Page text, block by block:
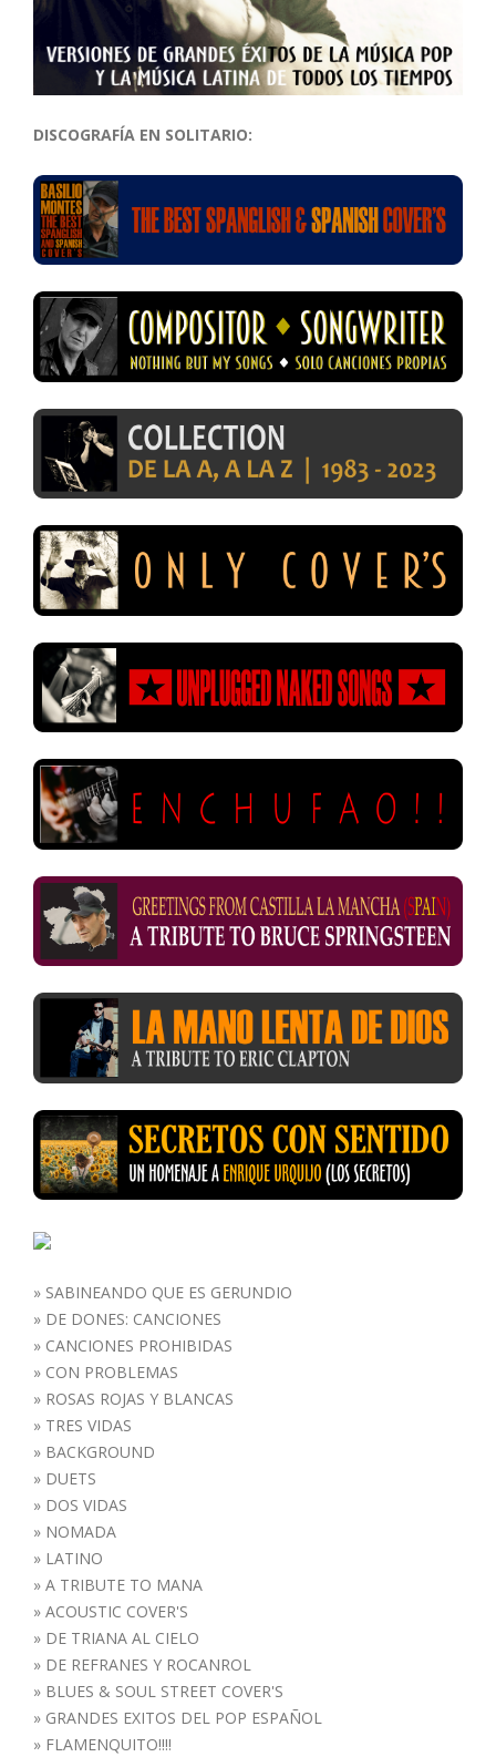
DISCOGRAFÍA EN SOLITARIO:
» SABINEANDO QUE ES GERUNDIO
» DE DONES: CANCIONES
» CANCIONES PROHIBIDAS
» CON PROBLEMAS
» ROSAS ROJAS Y BLANCAS
» TRES VIDAS
» BACKGROUND
» DUETS
» DOS VIDAS
» NOMADA
» LATINO
» A TRIBUTE TO MANA
» ACOUSTIC COVER'S
» DE TRIANA AL CIELO
» DE REFRANES Y ROCANROL
» BLUES & SOUL STREET COVER'S
» GRANDES EXITOS DEL POP ESPAÑOL
» FLAMENQUITO!!!!